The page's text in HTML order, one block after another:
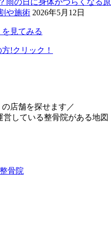
や施術 2026年5月12日
の店舗を探せます／
骨院